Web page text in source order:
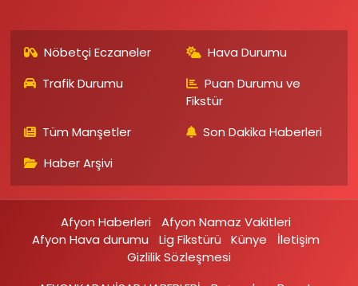
Nöbetçi Eczaneler
Hava Durumu
Trafik Durumu
Puan Durumu ve
Fikstür
Tüm Manşetler
Son Dakika Haberleri
Haber Arşivi
Afyon Haberleri
Afyon Namaz Vakitleri
Afyon Hava durumu
Lig Fikstürü Künye
İletişim
Gizlilik Sözleşmesi